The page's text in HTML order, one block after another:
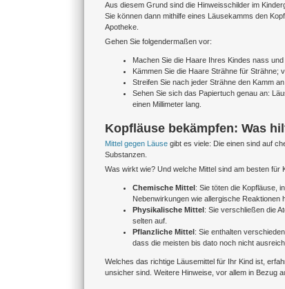
Aus diesem Grund sind die Hinweisschilder im
Sie können dann mithilfe eines Läusekamms den
Apotheke.
Gehen Sie folgendermaßen vor:
Machen Sie die Haare Ihres Kindes nass und
Kämmen Sie die Haare Strähne für Strähne;
Streifen Sie nach jeder Strähne den Kamm
Sehen Sie sich das Papiertuch genau an:
einen Millimeter lang.
Kopfläuse bekämpfen: Was
Mittel gegen Läuse gibt es viele: Die einen sind auf
Substanzen.
Was wirkt wie? Und welche Mittel sind am besten für
Chemische Mittel: Sie töten die Kopfläuse,
Nebenwirkungen wie allergische Reaktionen
Physikalische Mittel: Sie verschließen die
selten auf.
Pflanzliche Mittel: Sie enthalten
dass die meisten bis dato noch nicht
Welches das richtige Läusemittel für Ihr Kind ist,
unsicher sind. Weitere Hinweise, vor allem in Bezug